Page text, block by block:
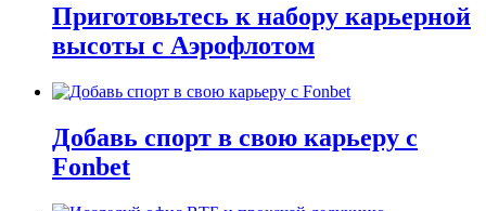
Приготовьтесь к набору карьерной
высоты с Аэрофлотом
Добавь спорт в свою карьеру с
Fonbet